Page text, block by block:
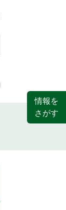
情報を
さがす